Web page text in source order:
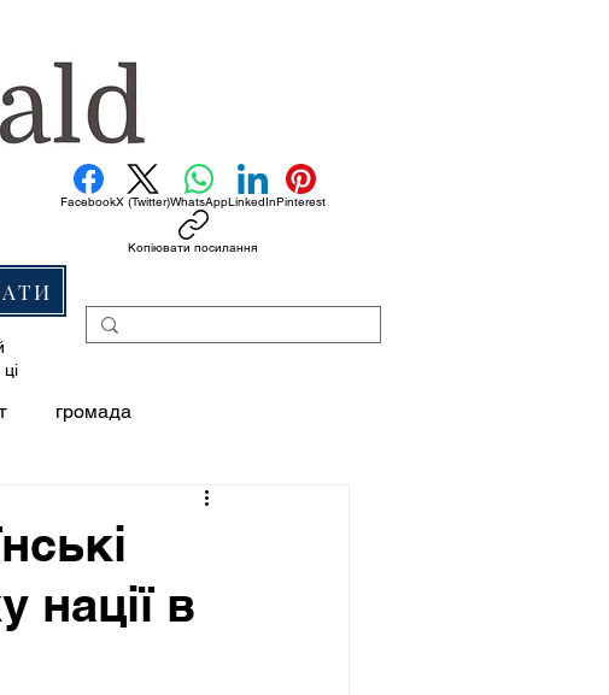
FacebookX (Twitter)WhatsAppLinkedInPinterest
Копіювати посилання
громада
нації в